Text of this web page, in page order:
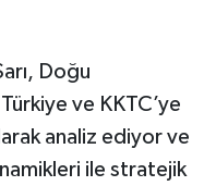
Doğu
ve KKTC’ye
analiz ediyor ve
ile stratejik